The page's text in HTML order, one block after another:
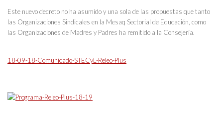
Este nuevo decreto no ha asumido y una sola de las propuestas que tanto
las Organizaciones Sindicales en la Mesaq Sectorial de Educación, como
las Organizaciones de Madres y Padres ha remitido a la Consejería.
18-09-18-Comunicado-STECyL-Releo-Plus